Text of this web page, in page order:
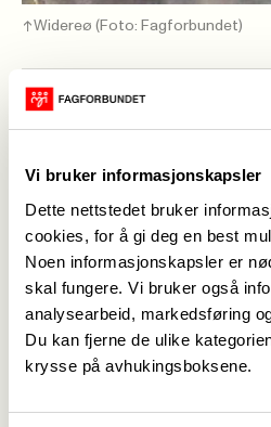
Vi bruker informasjonskapsler
Dette nettstedet bruker
cookies, for å gi deg en best
Noen informasjonskapsler er
skal fungere. Vi bruker også
analysearbeid, markedsføring
Du kan fjerne de ulike
krysse på avhukingsboksene.
Widereø (Foto: Fagforbundet)
Sissel-Anne Clausen
Sist oppdatert: 30. jun. 2026
ruter) vil Fagforbundet
viktigheten av at
Nordland blir tilpasset
for å sikre reising til
anledning til å delta i den
arbeidslivet krever.
også poengtere at selv små
overnattinger og presisere